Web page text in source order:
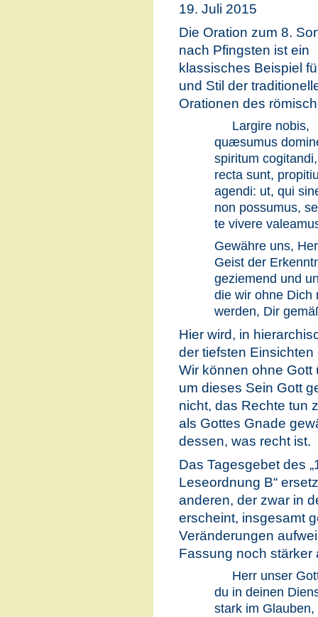
19. Juli 2015
Die Oration zum 8.
nach Pfingsten ist ein
klassisches Beispiel
und Stil der
Orationen des
Largire nobis,
quæsumus
spiritum
recta sunt,
agendi: ut, qui
non possumus,
te vivere
Gewähre uns,
Geist der
geziemend und
die wir ohne Dich
werden, Dir
Hier wird, in
der tiefsten
Wir können ohne
um dieses Sein Gott
nicht, das Rechte tun
als Gottes Gnade
dessen, was recht ist.
Das Tagesgebet des
Leseordnung B“
anderen, der zwar in
erscheint, insgesamt
Veränderungen
Fassung noch stärker
Herr unser
du in deinen
stark im